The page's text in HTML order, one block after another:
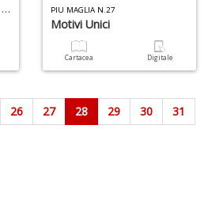
M
OTIVI ALL UNCINETTO SPECIALE N.1
PIU MAGLIA N.27
Motivi Unici
Cartacea Digitale
26 27 28 29 30
31